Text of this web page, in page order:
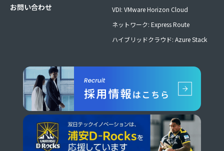
お問い合わせ
VDI: VMware Horizon Cloud
ネットワーク: Express Route
ハイブリッドクラウド: Azure Stack